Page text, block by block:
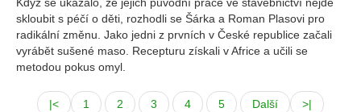
skloubit s péčí o děti, rozhodli se Šárka a Roman Plasovi pro
radikální změnu. Jako jedni z prvních v České republice začali
vyrábět sušené maso. Recepturu získali v Africe a učili se
metodou pokus omyl.
|< 1 2 3 4 5 Další >|